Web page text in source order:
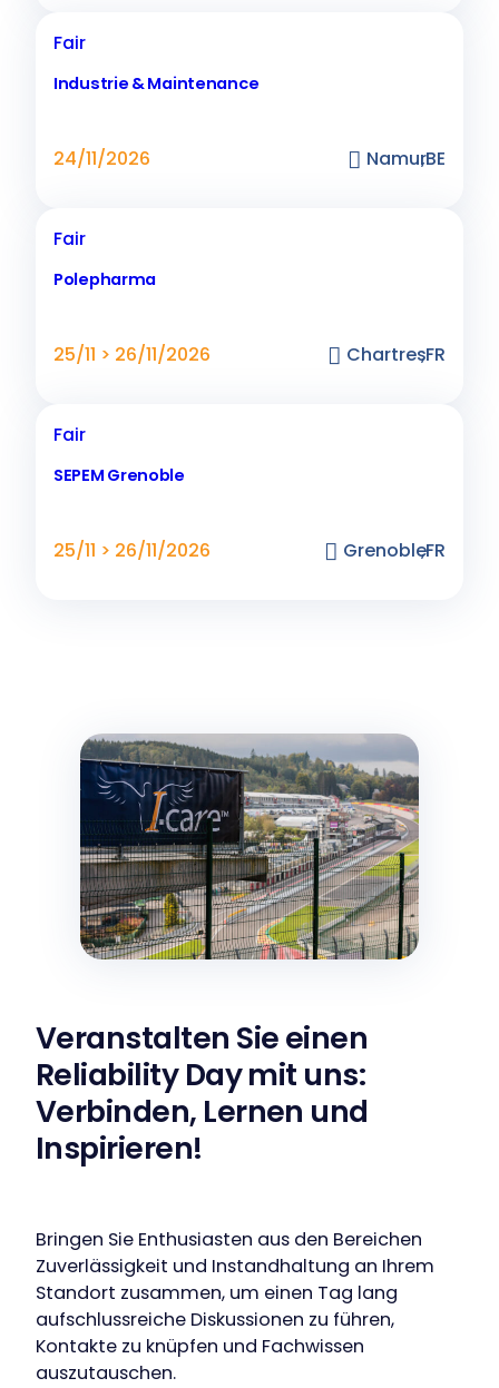
Fair
Industrie & Maintenance
24/11/2026 Namur
,BE
Fair
Polepharma
25/11 > 26/11/2026 Chartres,FR
Fair
SEPEM Grenoble
25/11 > 26/11/2026 Grenoble
,FR
Veranstalten Sie einen
Reliability Day mit uns:
Verbinden, Lernen und
Inspirieren!
Bringen Sie Enthusiasten aus den Bereichen
Zuverlässigkeit und Instandhaltung an Ihrem
Standort zusammen, um einen Tag lang
aufschlussreiche Diskussionen zu führen,
Kontakte zu knüpfen und Fachwissen
auszutauschen.